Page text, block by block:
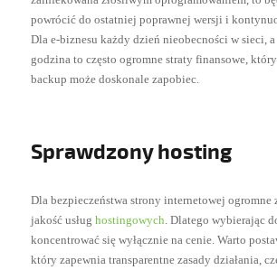
powrócić do ostatniej poprawnej wersji i
Dla e-biznesu każdy dzień nieobecności w sieci, a
godzina to często ogromne straty finansowe,
backup może doskonale zapobiec.
Sprawdzony hosting
Dla bezpieczeństwa strony internetowej ogromne
jakość usłughostingowych . Dlatego wybierając
koncentrować się wyłącznie na cenie. Warto
który zapewnia transparentne zasady działania,